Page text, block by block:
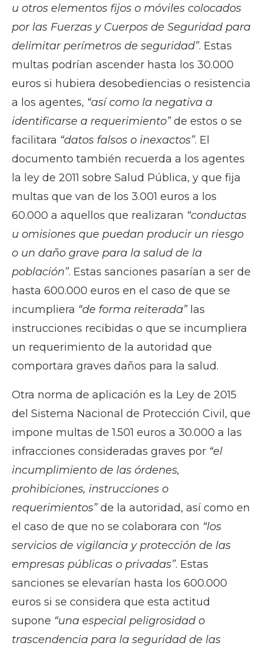
u otros elementos fijos o móviles colocados
por las Fuerzas y Cuerpos de Seguridad para
delimitar perímetros de seguridad”. Estas
multas podrían ascender hasta los 30.000
euros si hubiera desobediencias o resistencia
a los agentes, “así como la negativa a
identificarse a requerimiento”de estos o se
facilitara “datos falsos o inexactos”. El
documento también recuerda a los agentes
la ley de 2011 sobre Salud Pública, y que fija
multas que van de los 3.001 euros a los
60.000 a aquellos que realizaran “conductas
u omisiones que puedan producir un riesgo
o un daño grave para la salud de la
población”. Estas sanciones pasarían a ser de
hasta 600.000 euros en el caso de que se
incumpliera “de forma reiterada”las
instrucciones recibidas o que se incumpliera
un requerimiento de la autoridad que
comportara graves daños para la salud.
Otra norma de aplicación es la Ley de 2015
del Sistema Nacional de Protección Civil, que
impone multas de 1.501 euros a 30.000 a las
infracciones consideradas graves por “el
incumplimiento de las órdenes,
prohibiciones, instrucciones o
requerimientos”de la autoridad, así como en
el caso de que no se colaborara con “los
servicios de vigilancia y protección de las
empresas públicas o privadas”. Estas
sanciones se elevarían hasta los 600.000
euros si se considera que esta actitud
supone “una especial peligrosidad o
trascendencia para la seguridad de las